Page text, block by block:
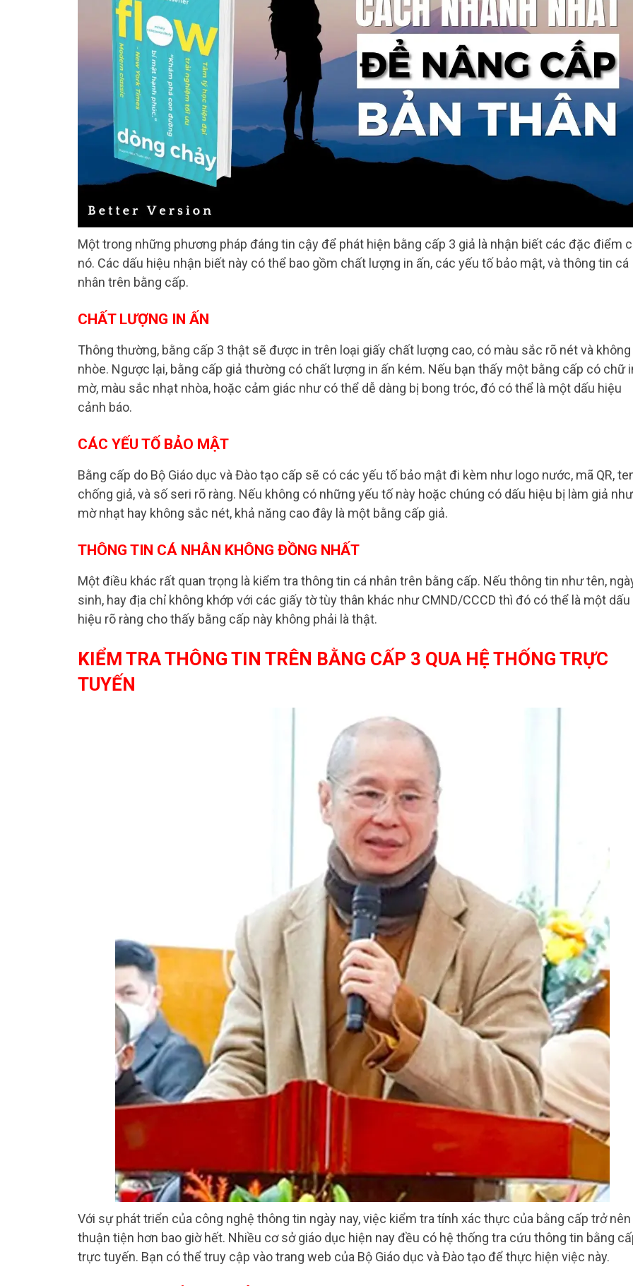
Một trong những phương pháp đáng tin cậy để phát hiện bằng cấp 3 giả là nhận biết các đặc điểm
nó. Các dấu hiệu nhận biết này có thể bao gồm chất lượng in ấn, các yếu tố bảo mật, và thông tin cá
nhân trên bằng cấp.
CHẤT LƯỢNG IN ẤN
Thông thường, bằng cấp 3 thật sẽ được in trên loại giấy chất lượng cao, có màu sắc rõ nét và không
nhòe. Ngược lại, bằng cấp giả thường có chất lượng in ấn kém. Nếu bạn thấy một bằng cấp có chữ
mờ, màu sắc nhạt nhòa, hoặc cảm giác như có thể dễ dàng bị bong tróc, đó có thể là một dấu hiệu
cảnh báo.
CÁC YẾU TỐ BẢO MẬT
Bằng cấp do Bộ Giáo dục và Đào tạo cấp sẽ có các yếu tố bảo mật đi kèm như logo nước, mã QR,
chống giả, và số seri rõ ràng. Nếu không có những yếu tố này hoặc chúng có dấu hiệu bị làm giả như
mờ nhạt hay không sắc nét, khả năng cao đây là một bằng cấp giả.
THÔNG TIN CÁ NHÂN KHÔNG ĐỒNG NHẤT
Một điều khác rất quan trọng là kiểm tra thông tin cá nhân trên bằng cấp. Nếu thông tin như tên,
sinh, hay địa chỉ không khớp với các giấy tờ tùy thân khác như CMND/CCCD thì đó có thể là một dấu
hiệu rõ ràng cho thấy bằng cấp này không phải là thật.
KIỂM TRA THÔNG TIN TRÊN BẰNG CẤP 3 QUA HỆ THỐNG TRỰC
TUYẾN
Với sự phát triển của công nghệ thông tin ngày nay, việc kiểm tra tính xác thực của bằng cấp trở nên
thuận tiện hơn bao giờ hết. Nhiều cơ sở giáo dục hiện nay đều có hệ thống tra cứu thông tin bằng
trực tuyến. Bạn có thể truy cập vào trang web của Bộ Giáo dục và Đào tạo để thực hiện việc này.